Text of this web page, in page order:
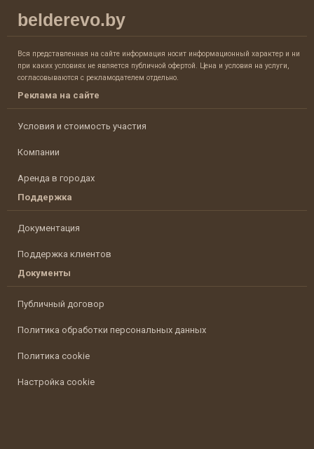
belderevo.by
Вся представленная на сайте информация носит информационный характер и ни
при каких условиях не является публичной офертой. Цена и условия на услуги,
согласовываются с рекламодателем отдельно.
Реклама на сайте
Условия и стоимость участия
Компании
Аренда в городах
Поддержка
Документация
Поддержка клиентов
Документы
Публичный договор
Политика обработки персональных данных
Политика cookie
Настройка cookie